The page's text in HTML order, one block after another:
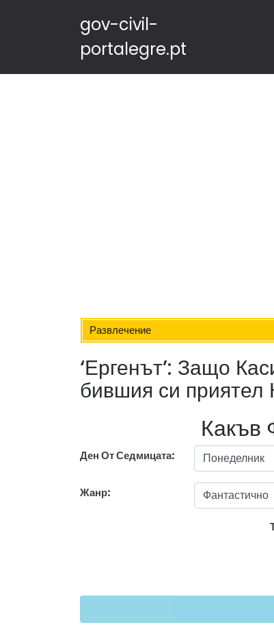
gov-civil-
portalegre.pt
Развлечение
‘Ергенът’: Защо
бившия си приятел
Какъв
Ден От Седмицата:
Жанр: